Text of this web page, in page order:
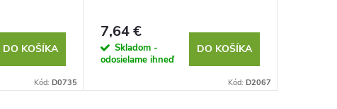
DO KOŠÍKA
Kód: D0735
7,64 €
Skladom -
odosielame ihneď
DO KOŠÍKA
Kód: D2067